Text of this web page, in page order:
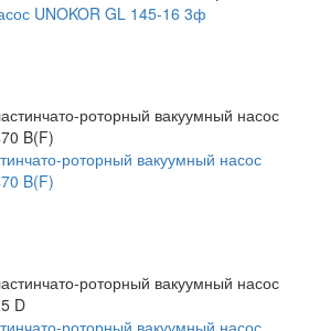
UNOKOR GL 145-16 3ф
роторный вакуумный насос
B(F)
роторный вакуумный насос